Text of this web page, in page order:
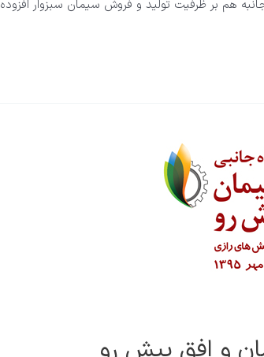
هم بر ظرفیت تولید و فروش سیمان سبزوار افزوده
و افق پیش رو